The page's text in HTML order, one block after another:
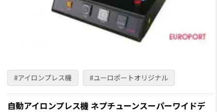
#アイロンプレス機 #ユーロポートオリジナル
自動アイロンプレス機 ネプチューンスーパーワイドデ